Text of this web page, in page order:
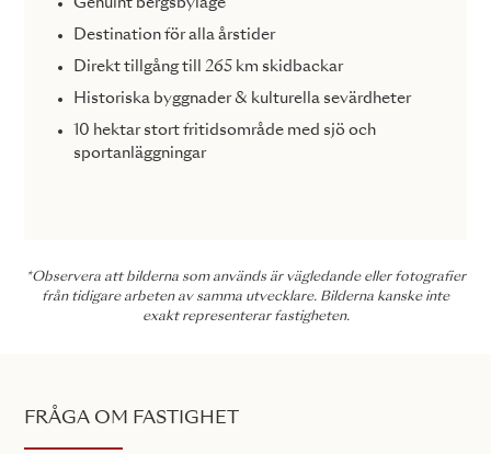
Genuint bergsbyläge
Destination för alla årstider
Direkt tillgång till 265 km skidbackar
Historiska byggnader & kulturella sevärdheter
10 hektar stort fritidsområde med sjö och
sportanläggningar
*Observera att bilderna som används är vägledande eller fotografier
från tidigare arbeten av samma utvecklare. Bilderna kanske inte
exakt representerar fastigheten.
FRÅGA OM FASTIGHET